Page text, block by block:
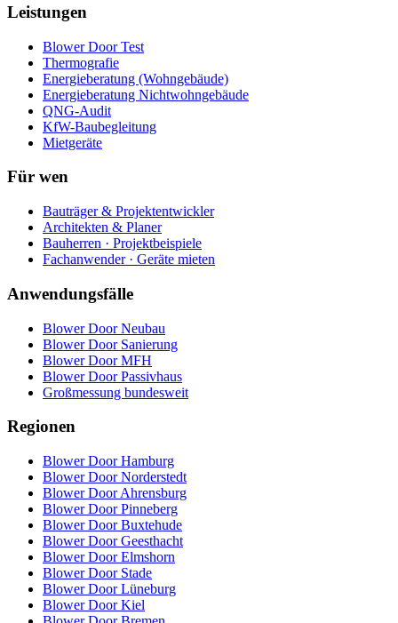
Leistungen
Blower Door Test
Thermografie
Energieberatung (Wohngebäude)
Energieberatung Nichtwohngebäude
QNG-Audit
KfW-Baubegleitung
Mietgeräte
Für wen
Bauträger & Projektentwickler
Architekten & Planer
Bauherren · Projektbeispiele
Fachanwender · Geräte mieten
Anwendungsfälle
Blower Door Neubau
Blower Door Sanierung
Blower Door MFH
Blower Door Passivhaus
Großmessung bundesweit
Regionen
Blower Door Hamburg
Blower Door Norderstedt
Blower Door Ahrensburg
Blower Door Pinneberg
Blower Door Buxtehude
Blower Door Geesthacht
Blower Door Elmshorn
Blower Door Stade
Blower Door Lüneburg
Blower Door Kiel